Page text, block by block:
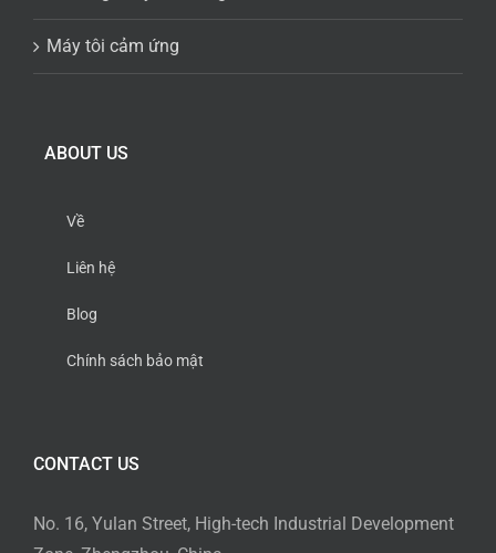
Máy tôi cảm ứng
ABOUT US
Về
Liên hệ
Blog
Chính sách bảo mật
CONTACT US
No. 16, Yulan Street, High-tech Industrial Development